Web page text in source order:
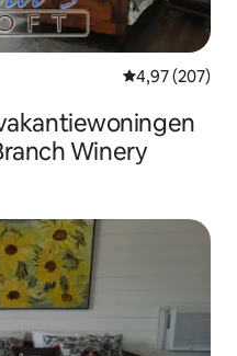
Gemiddelde
4,97 (207)
Winery